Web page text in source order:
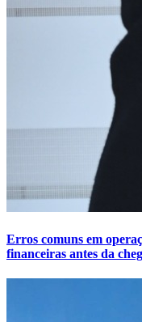
Erros comuns em
financeiras antes da